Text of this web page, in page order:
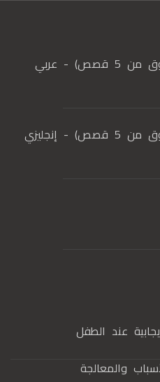
- عربي
إنجليزي
عند الطفل
والمعالجة